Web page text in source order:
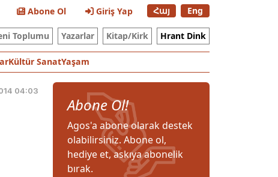
Abone Ol Giriş Yap Հայ Eng
Toplumu Yazarlar Kitap/Kirk Hrant Dink
Kültür SanatYaşam
04:03
Abone Ol!
Agos'a abone olarak destek
olabilirsiniz. Abone ol,
hediye et, askıya abonelik
bırak.